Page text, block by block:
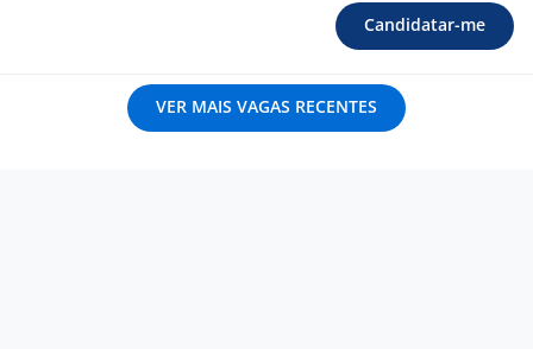
Candidatar-me
VER MAIS VAGAS RECENTES